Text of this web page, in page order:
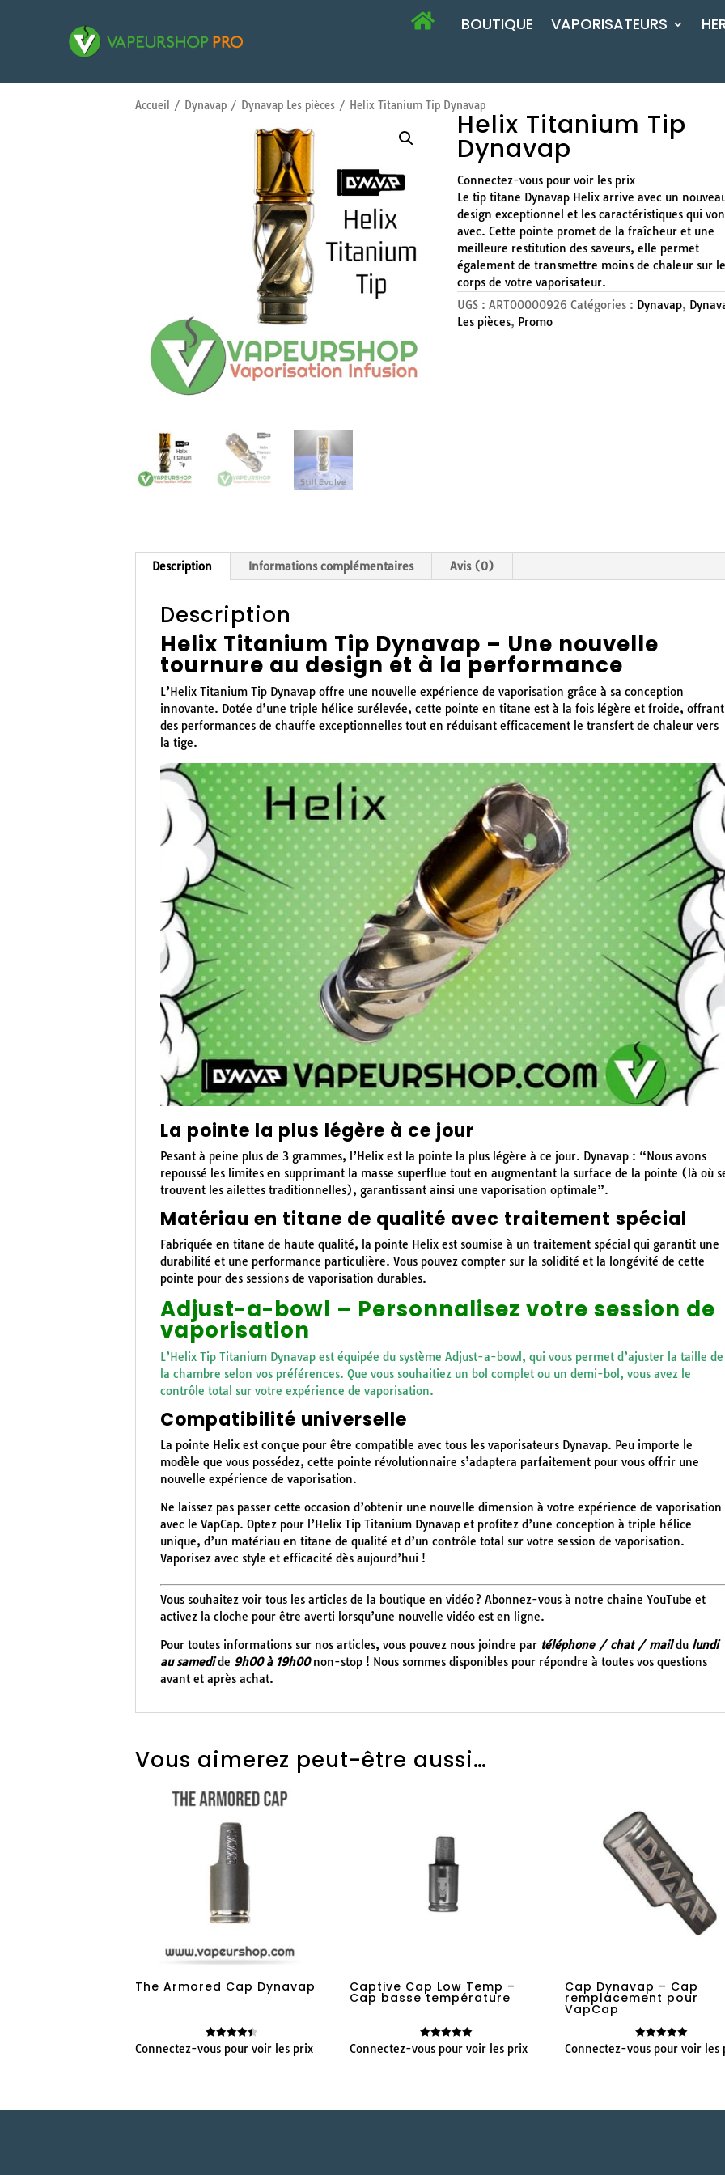
BOUTIQUE VAPORISATEURS
Accueil / Dynavap/ Dynavap Les pièces/ Helix Titanium Tip Dynavap
Helix Titanium Tip
Dynavap
Connectez-vous pour voir les prix
Le tip titane Dynavap Helix arrive avec un
design exceptionnel et les caractéristiques qui
avec. Cette pointe promet de la fraîcheur et une
meilleure restitution des saveurs, elle permet
également de transmettre moins de chaleur sur
corps de votre vaporisateur.
UGS :ART00000926 Catégories : Dynavap,
Les pièces, Promo
Description Informations complémentaires Avis (0)
Description
Helix Titanium Tip Dynavap – Une nouvelle
tournure au design et à la performance
L’Helix Titanium Tip Dynavap offre une nouvelle expérience de vaporisation grâce à sa conception
innovante. Dotée d’une triple hélice surélevée, cette pointe en titane est à la fois légère et froide, offrant
des performances de chauffe exceptionnelles tout en réduisant efficacement le transfert de chaleur vers
la tige.
La pointe la plus légère à ce jour
Pesant à peine plus de 3 grammes, l’Helix est la pointe la plus légère à ce jour. Dynavap : “Nous avons
repoussé les limites en supprimant la masse superflue tout en augmentant la surface de la pointe (là où
trouvent les ailettes traditionnelles), garantissant ainsi une vaporisation optimale”.
Matériau en titane de qualité avec traitement spécial
Fabriquée en titane de haute qualité, la pointe Helix est soumise à un traitement spécial qui garantit une
durabilité et une performance particulière. Vous pouvez compter sur la solidité et la longévité de cette
pointe pour des sessions de vaporisation durables.
Adjust-a-bowl – Personnalisez votre session de
vaporisation
L’Helix Tip Titanium Dynavap est équipée du système Adjust-a-bowl, qui vous permet d’ajuster la taille de
la chambre selon vos préférences. Que vous souhaitiez un bol complet ou un demi-bol, vous avez le
contrôle total sur votre expérience de vaporisation.
Compatibilité universelle
La pointe Helix est conçue pour être compatible avec tous les vaporisateurs Dynavap. Peu importe le
modèle que vous possédez, cette pointe révolutionnaire s’adaptera parfaitement pour vous offrir une
nouvelle expérience de vaporisation.
Ne laissez pas passer cette occasion d’obtenir une nouvelle dimension à votre expérience de vaporisation
avec le VapCap. Optez pour l’Helix Tip Titanium Dynavap et profitez d’une conception à triple hélice
unique, d’un matériau en titane de qualité et d’un contrôle total sur votre session de vaporisation.
Vaporisez avec style et efficacité dès aujourd’hui !
Vous souhaitez voir tous les articles de la boutique en vidéo ? Abonnez-vous à notre chaine YouTube et
activez la cloche pour être averti lorsqu’une nouvelle vidéo est en ligne.
Pour toutes informations sur nos articles, vous pouvez nous joindre par téléphone / chat / maildu lundi
au samedide 9h00 à 19h00non-stop ! Nous sommes disponibles pour répondre à toutes vos questions
avant et après achat.
Vous aimerez peut-être aussi…
The Armored Cap Dynavap
Note
Connectez-vous pour voir les prix
Captive Cap Low Temp –
Cap basse température
Note
Connectez-vous pour voir les prix
Cap Dynavap – Cap
remplacement pour
VapCap
Note
Connectez-vous pour voir les